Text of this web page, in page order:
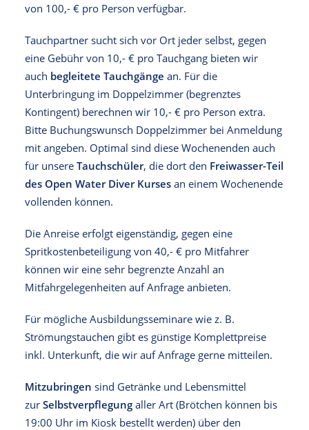
von 100,- € pro Person verfügbar.
Tauchpartner sucht sich vor Ort jeder selbst, gegen
eine Gebühr von 10,- € pro Tauchgang bieten wir
auch begleitete Tauchgänge an. Für die
Unterbringung im Doppelzimmer (begrenztes
Kontingent) berechnen wir 10,- € pro Person extra.
Bitte Buchungswunsch Doppelzimmer bei Anmeldung
mit angeben. Optimal sind diese Wochenenden auch
für unsere Tauchschüler, die dort den Freiwasser-Teil
des Open Water Diver Kurses an einem Wochenende
vollenden können.
Die Anreise erfolgt eigenständig, gegen eine
Spritkostenbeteiligung von 40,- € pro Mitfahrer
können wir eine sehr begrenzte Anzahl an
Mitfahrgelegenheiten auf Anfrage anbieten.
Für mögliche Ausbildungsseminare wie z. B.
Strömungstauchen gibt es günstige Komplettpreise
inkl. Unterkunft, die wir auf Anfrage gerne mitteilen.
Mitzubringen sind Getränke und Lebensmittel
zur Selbstverpflegung aller Art (Brötchen können bis
19:00 Uhr im Kiosk bestellt werden) über den